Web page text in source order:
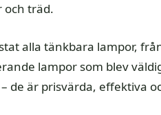
och träd.
alla tänkbara lampor,
lampor som blev
de är prisvärda, effektiva